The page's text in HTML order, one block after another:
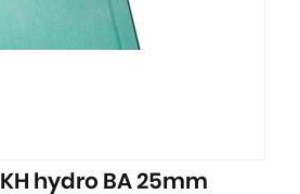
hydro BA 25mm